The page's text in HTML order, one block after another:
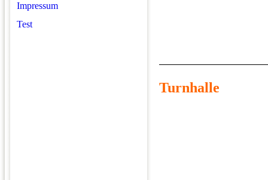
Impressum
Test
Turnhalle